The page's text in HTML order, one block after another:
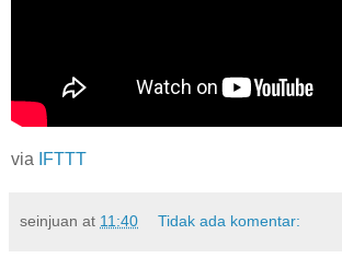
via IFTTT
seinjuan at 11:40 Tidak ada komentar: